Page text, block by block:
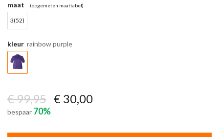
maat (opgemeten maattabel)
3(52)
kleur rainbow purple
€ 99,95 € 30,00
bespaar 70%